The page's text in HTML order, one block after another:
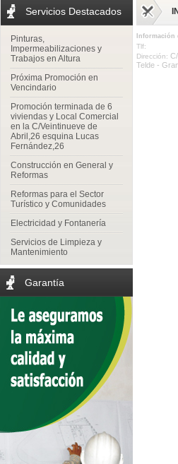
Servicios Destacados
Pinturas,
Impermeabilizaciones y
Trabajos en Altura
Próxima Promoción en
Vencindario
Promoción terminada de 6
viviendas y Local Comercial
en la C/Veintinueve de
Abril,26 esquina Lucas
Fernández,26
Construcción en General y
Reformas
Reformas para el Sector
Turístico y Comunidades
Electricidad y Fontanería
Servicios de Limpieza y
Mantenimiento
Garantía
Información
Tlf:
Dirección:
Telde -